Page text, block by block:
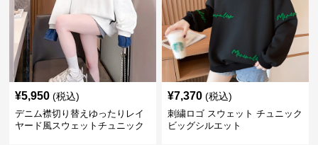
¥5,950 (税込)
デニム襟切り替えゆったりレイ
ヤード風スウェットチュニック
¥7,370 (税込)
刺繍ロゴ スウェット チュニック
ビッグシルエット